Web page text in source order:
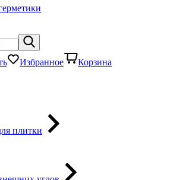
Избранное Корзина
плитки